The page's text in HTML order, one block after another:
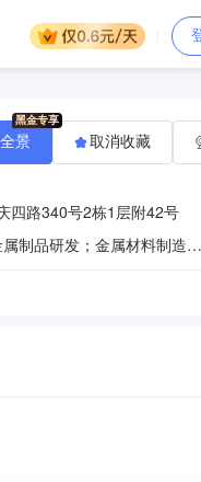
四路340号2栋1层附42号
一般项目：新材料技术研发；非金属矿物制品制造【分支机构经营】；金属制品销售；新型膜材料制造【分支机构经营】；金属制品研发；金属材料制造【分支机构经营】；非金属矿及制品销售；技术服务、技术开发、技术咨询、技术交流、技术转让、技术推广；生物基材料销售；金属链条及其他金属制品制造【分支机构经营】；锻件及粉末冶金制品销售；汽车零配件零售；机械设备销售；轮胎销售；润滑油销售；橡胶制品销售；金属材料销售；涂料销售（不含危险化学品）；日用杂品销售；电池零配件销售；数控机床销售；再生资源回收（除生产性废旧金属）；橡胶制品制造【分支机构经营】；塑胶表面处理【分支机构经营】。（除依法须经批准的项目外，凭营业执照依法自主开展经营活动）
景 取消收藏